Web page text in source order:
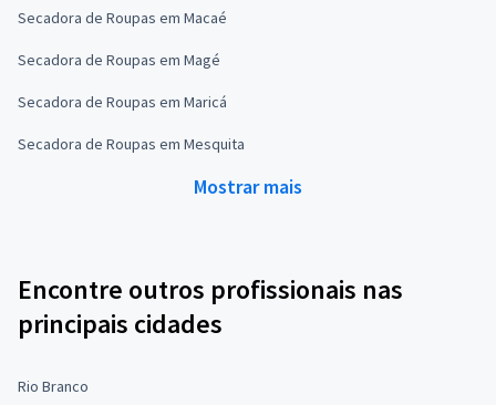
Secadora de Roupas em Macaé
Secadora de Roupas em Magé
Secadora de Roupas em Maricá
Secadora de Roupas em Mesquita
Mostrar mais
Encontre outros profissionais nas
principais cidades
Rio Branco